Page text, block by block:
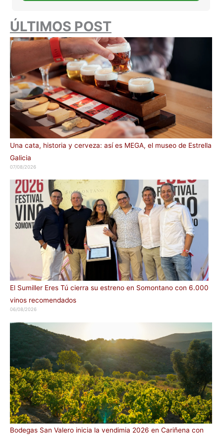
ÚLTIMOS POST
Una cata, historia y cerveza: así es MEGA, el museo de Estrella
Galicia
07/08/2026
El Sumiller Eres Tú cierra su estreno en Somontano con 6.000
vinos recomendados
06/08/2026
Bodegas San Valero inicia la vendimia 2026 en Cariñena con